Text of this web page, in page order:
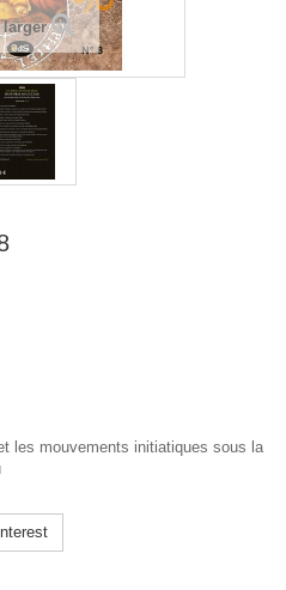
les mouvements initiatiques sous la